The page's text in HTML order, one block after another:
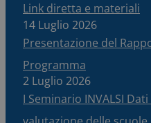
Link diretta e materiali
14 Luglio 2026
Presentazione del
Programma
2 Luglio 2026
I Seminario INVALSI